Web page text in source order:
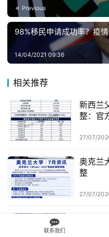
Previous
98%移民申请成功率？疫
14/04/2021 09:36
相关推荐
新西兰
整：官
27/07/
奥克兰
整
27/07/
坎特
联系我们